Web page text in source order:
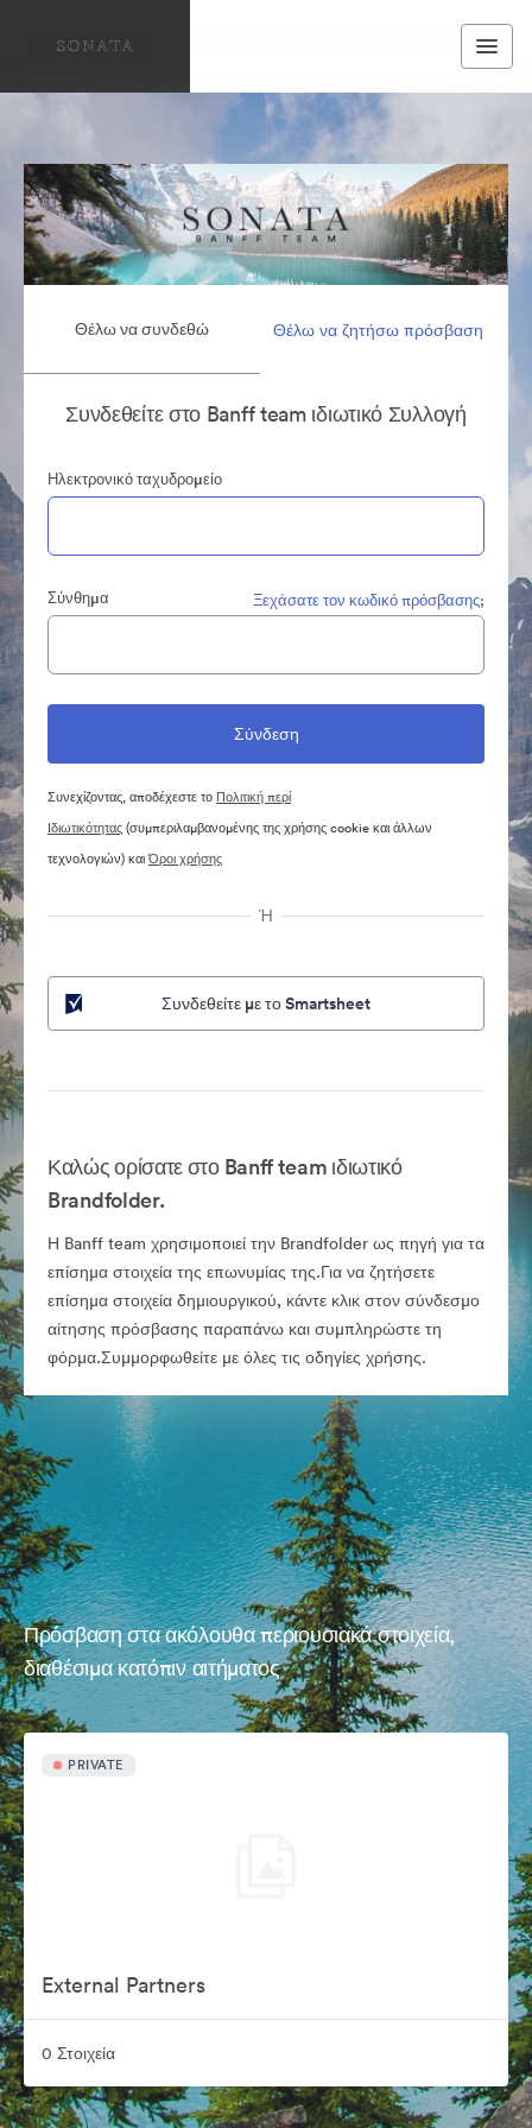
Θέλω να συνδεθώ Θέλω να ζητήσω πρόσβαση
Συνδεθείτε στο Banff team ιδιωτικό Συλλογή
Ηλεκτρονικό ταχυδρομείο
Σύνθημα Ξεχάσατε τον κωδικό πρόσβασης;
Συνεχίζοντας, αποδέχεστε το Πολιτική περί
Ιδιωτικότητας(συμπεριλαμβανομένης της χρήσης cookie και άλλων
τεχνολογιών) καιΌροι χρήσης
Ή
Συνδεθείτε με το Smartsheet
Καλώς ορίσατε στο Banff team ιδιωτικό
Brandfolder.
Η Banff team χρησιμοποιεί την Brandfolder ως πηγή για τα
επίσημα στοιχεία της επωνυμίας της.Για να ζητήσετε
επίσημα στοιχεία δημιουργικού, κάντε κλικ στον σύνδεσμο
αίτησης πρόσβασης παραπάνω και συμπληρώστε τη
φόρμα.Συμμορφωθείτε με όλες τις οδηγίες χρήσης.
Πρόσβαση στα ακόλουθα περιουσιακά στοιχεία,
διαθέσιμα κατόπιν αιτήματος
PRIVATE
External Partners
0 Στοιχεία